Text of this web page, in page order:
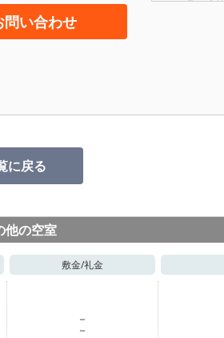
問い合わせ
に戻る
他の空室
敷金/礼金
－
－